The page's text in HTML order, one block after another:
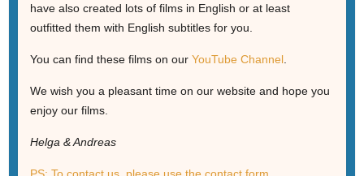
have also created lots of films in English or at least
outfitted them with English subtitles for you.
You can find these films on our YouTube Channel.
We wish you a pleasant time on our website and hope you
enjoy our films.
Helga & Andreas